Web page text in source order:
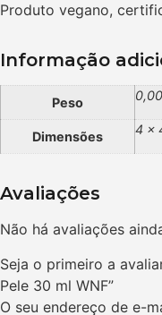
Produto vegano,
Informação
Peso
Dimensões 4 ×
Avaliações
Não há avaliações
Seja o primeiro a
Pele 30 ml WNF”
O seu endereço de e-